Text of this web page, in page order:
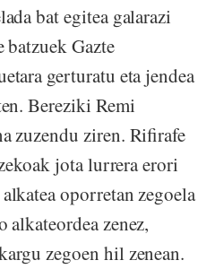
bat egitea galarazi
Gazte
gerturatu eta jendea
Bereziki Remi
zuzendu ziren. Rifirafe
jota lurrera erori
oporretan zegoela
alkateordea zenez,
zegoen hil zenean.